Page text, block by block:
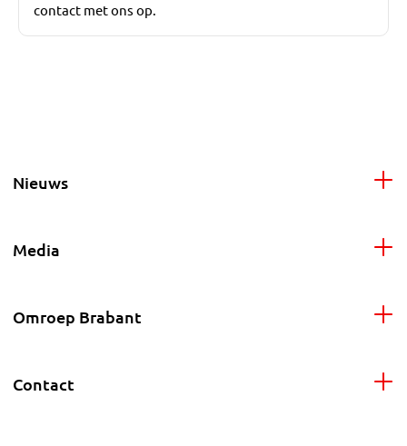
contact met ons op.
Nieuws
Media
Omroep Brabant
Contact